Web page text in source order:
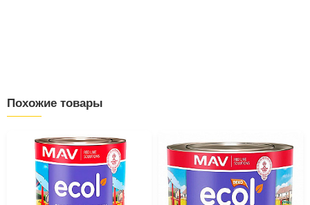
Похожие товары